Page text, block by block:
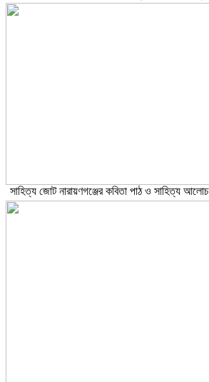
সাহিত্য জোট নারায়ণগঞ্জের কবিতা পাঠ ও সাহিত্য